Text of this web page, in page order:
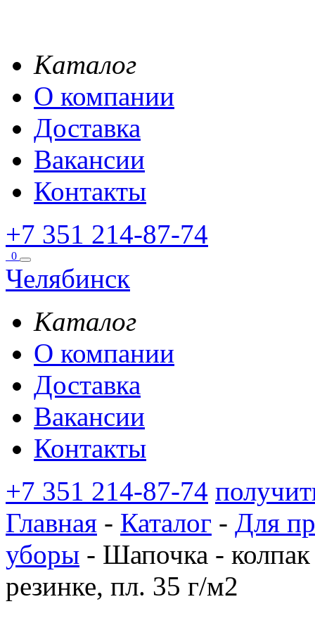
Каталог
О компании
Доставка
Вакансии
Контакты
+7 351 214-87-74
0
Челябинск
Каталог
О компании
Доставка
Вакансии
Контакты
+7 351 214-87-74
Главная - Каталог - Для
уборы - Шапочка - колпак
резинке, пл. 35 г/м2